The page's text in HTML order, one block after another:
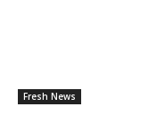
Fresh News